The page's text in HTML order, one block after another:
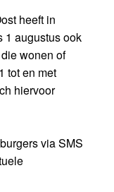
heeft in
1 augustus ook
wonen of
tot en met
hiervoor
via SMS